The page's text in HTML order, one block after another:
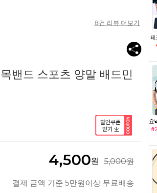
8건 리뷰 더보기
밴드 스포츠 양말 배드민
4,500원 5,000원
결제 금액 기준 5만원이상 무료배송